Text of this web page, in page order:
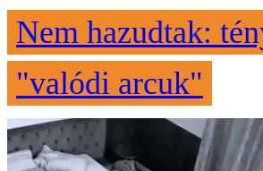
Nem hazudtak:
"valódi arcuk"